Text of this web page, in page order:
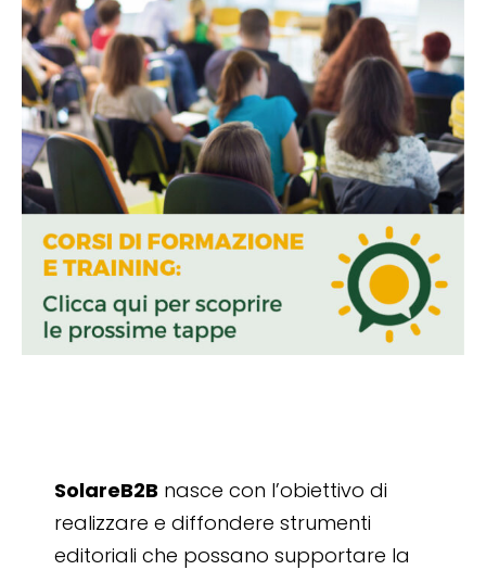
SolareB2B nasce con l’obiettivo di
realizzare e diffondere strumenti
editoriali che possano supportare la